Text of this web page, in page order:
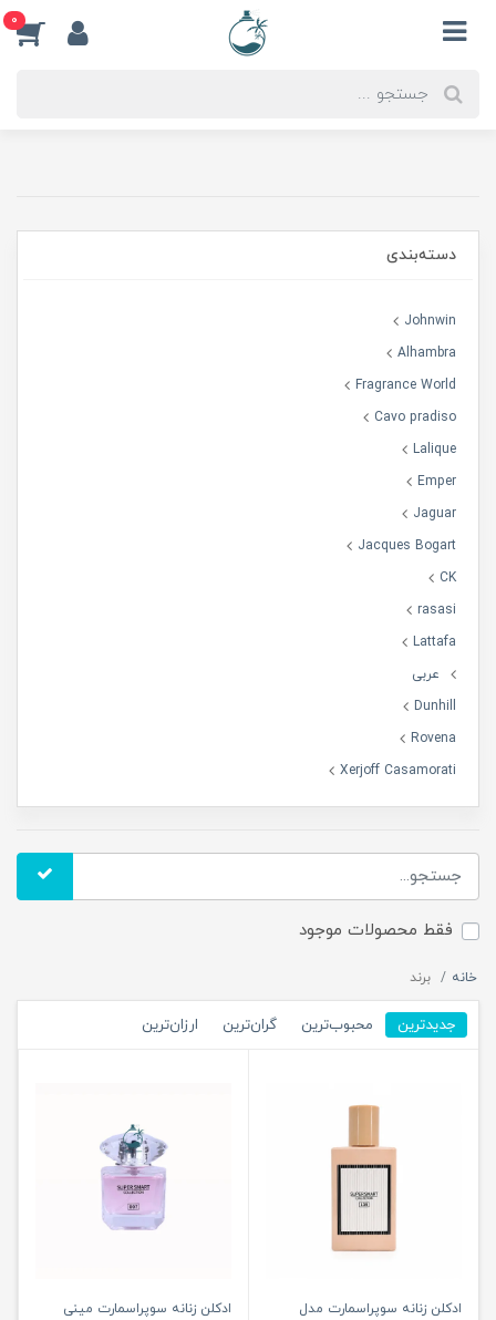
0
دسته‌بندی
Johnwin
Alhambra
Fragrance World
Cavo pradiso
Lalique
Emper
Jaguar
Jacques Bogart
CK
rasasi
Lattafa
عربی
Dunhill
Rovena
Xerjoff Casamorati
فقط محصولات موجود
خانه برند
جدیدترین محبوب‌ترین گران‌ترین ارزان‌ترین
ادکلن زنانه سوپراسمارت مدل
ادكلن زنانه سوپراسمارت مينى